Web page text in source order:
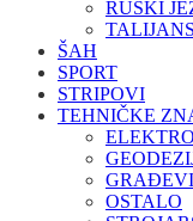
RUSKI
ŠAH
SPORT
STRIPOVI
TEHNIČKE
OSTALO